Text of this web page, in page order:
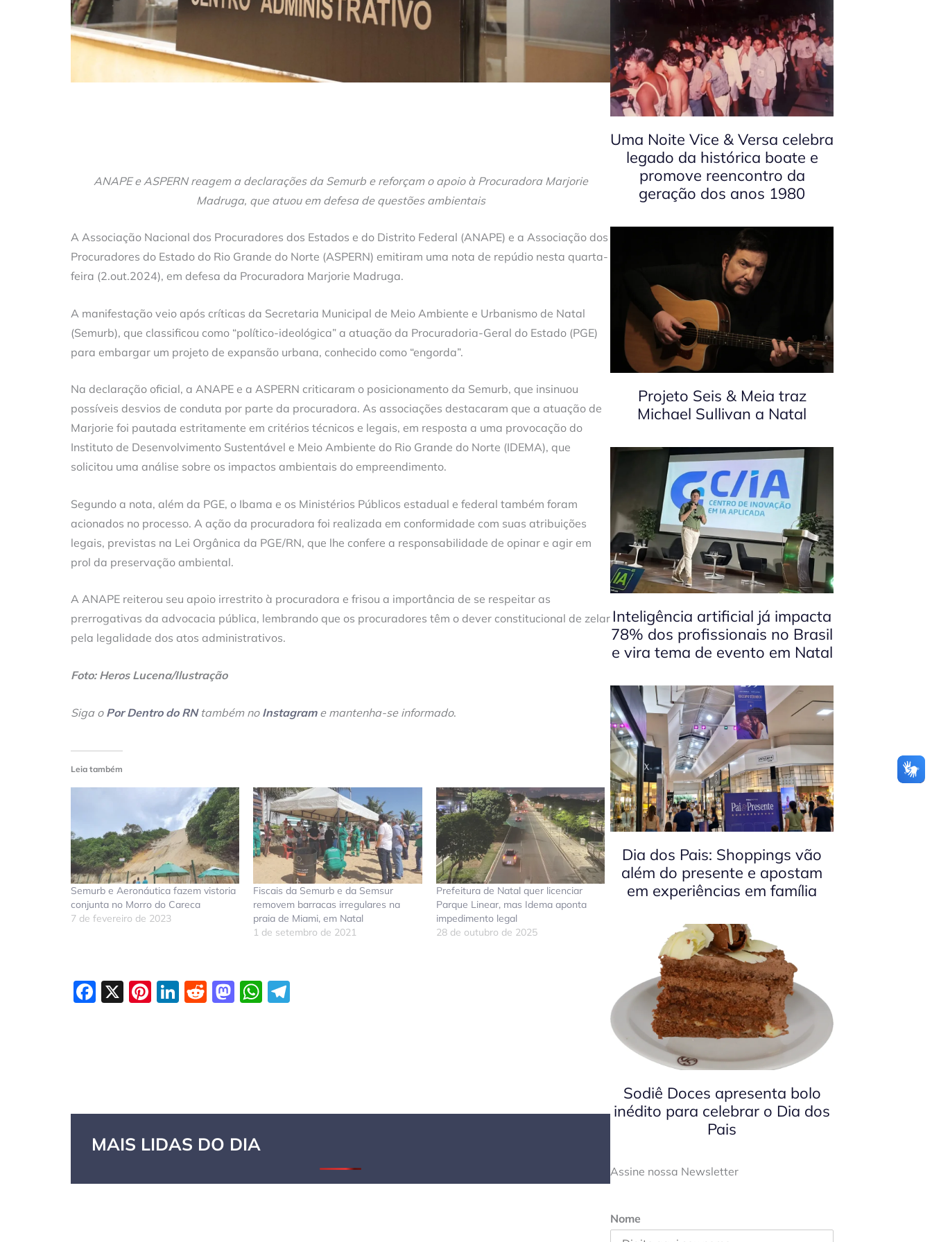
ANAPE e ASPERN reagem a declarações da Semurb e reforçam o apoio à Procuradora Marjorie
Madruga, que atuou em defesa de questões ambientais
A Associação Nacional dos Procuradores dos Estados e do Distrito Federal (ANAPE) e a Associação dos
Procuradores do Estado do Rio Grande do Norte (ASPERN) emitiram uma nota de repúdio nesta quarta-
feira (2.out.2024), em defesa da Procuradora Marjorie Madruga.
A manifestação veio após críticas da Secretaria Municipal de Meio Ambiente e Urbanismo de Natal
(Semurb), que classificou como “político-ideológica” a atuação da Procuradoria-Geral do Estado (PGE)
para embargar um projeto de expansão urbana, conhecido como “engorda”.
Na declaração oficial, a ANAPE e a ASPERN criticaram o posicionamento da Semurb, que insinuou
possíveis desvios de conduta por parte da procuradora. As associações destacaram que a atuação de
Marjorie foi pautada estritamente em critérios técnicos e legais, em resposta a uma provocação do
Instituto de Desenvolvimento Sustentável e Meio Ambiente do Rio Grande do Norte (IDEMA), que
solicitou uma análise sobre os impactos ambientais do empreendimento.
Segundo a nota, além da PGE, o Ibama e os Ministérios Públicos estadual e federal também foram
acionados no processo. A ação da procuradora foi realizada em conformidade com suas atribuições
legais, previstas na Lei Orgânica da PGE/RN, que lhe confere a responsabilidade de opinar e agir em
prol da preservação ambiental.
A ANAPE reiterou seu apoio irrestrito à procuradora e frisou a importância de se respeitar as
prerrogativas da advocacia pública, lembrando que os procuradores têm o dever constitucional de zelar
pela legalidade dos atos administrativos.
Foto: Heros Lucena/Ilustração
Siga o Por Dentro do RNtambém no Instagrame mantenha-se informado.
Leia também
Semurb e Aeronáutica fazem vistoria
conjunta no Morro do Careca
7 de fevereiro de 2023
Fiscais da Semurb e da Semsur
removem barracas irregulares na
praia de Miami, em Natal
1 de setembro de 2021
Prefeitura de Natal quer licenciar
Parque Linear, mas Idema aponta
impedimento legal
28 de outubro de 2025
Facebook
X Pinterest
LinkedIn
Reddit
Mastodon
WhatsApp
MAIS LIDAS DO DIA
Uma Noite Vice & Versa celebra
legado da histórica boate e
promove reencontro da
geração dos anos 1980
Projeto Seis & Meia traz
Michael Sullivan a Natal
Inteligência artificial já impacta
78% dos profissionais no Brasil
e vira tema de evento em Natal
Dia dos Pais: Shoppings vão
além do presente e apostam
em experiências em família
Sodiê Doces apresenta bolo
inédito para celebrar o Dia dos
Pais
Assine nossa Newsletter
Nome